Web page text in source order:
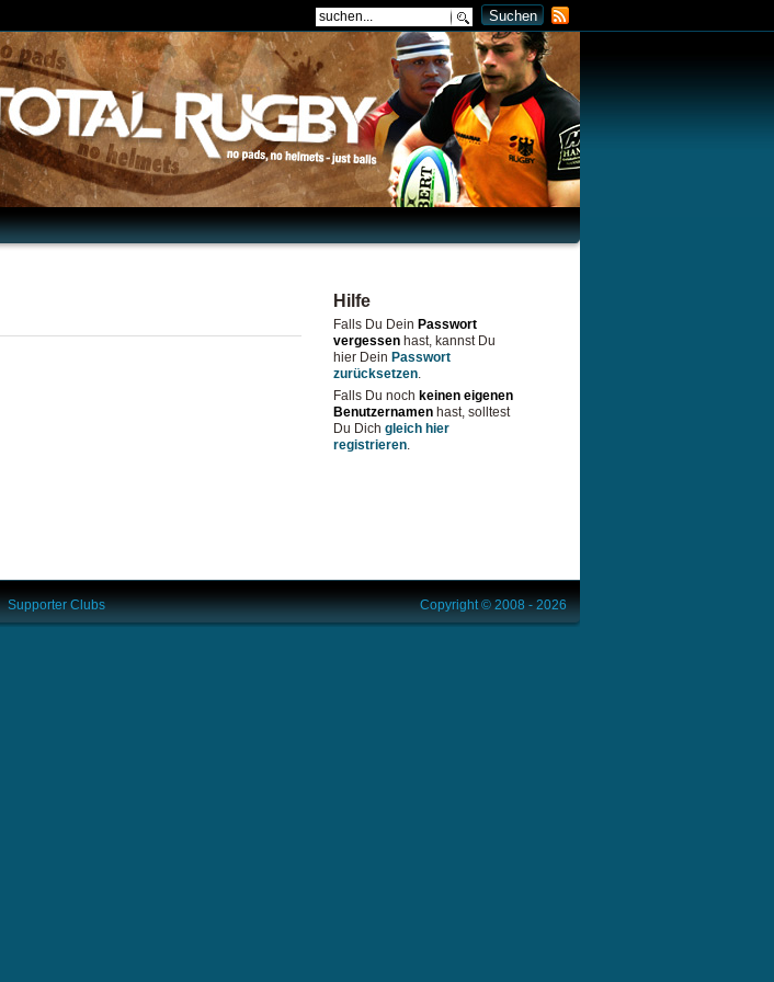
Hilfe
Falls Du Dein Passwort
vergessenhast, kannst Du
hier Dein Passwort
zurücksetzen.
Falls Du noch keinen eigenen
Benutzernamenhast, solltest
Du Dich gleich hier
registrieren.
Supporter Clubs Copyright © 2008 - 2026